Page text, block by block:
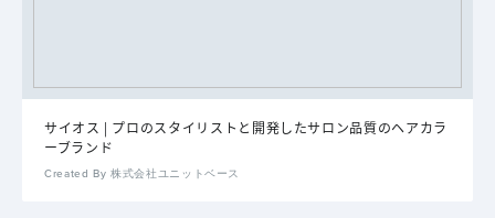
サイオス | プロのスタイリストと開発したサロン品質のヘアカラ
ーブランド
Created By 株式会社ユニットベース